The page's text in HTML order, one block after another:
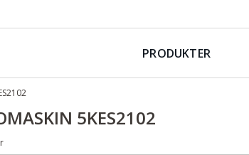
PRODUKTER
5KES2102